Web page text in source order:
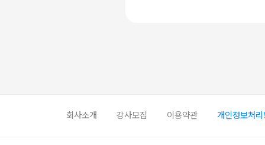
회사소개 강사모집 이용약관 개인정보처